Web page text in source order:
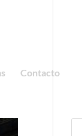
Contacto